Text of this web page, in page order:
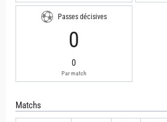
Passes décisives
0
0
Par match
Matchs